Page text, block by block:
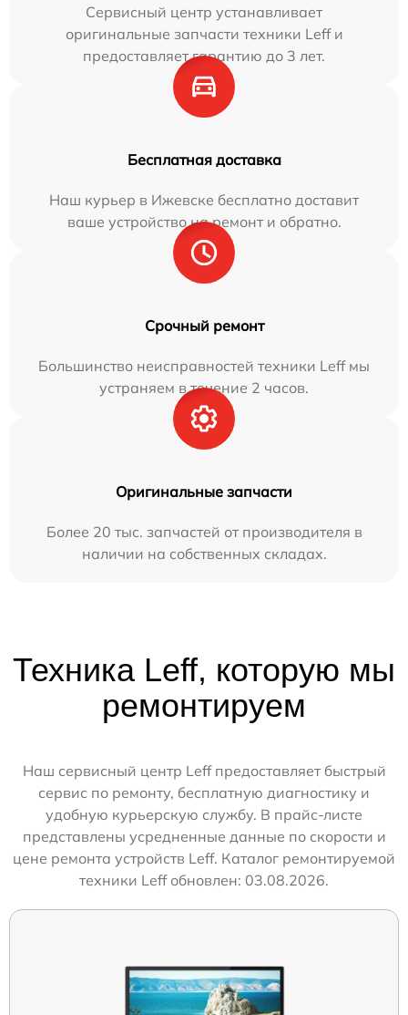
Сервисный центр устанавливает
оригинальные запчасти техники Leff и
предоставляет гарантию до 3 лет.
Бесплатная доставка
Наш курьер в Ижевске бесплатно доставит
ваше устройство на ремонт и обратно.
Срочный ремонт
Большинство неисправностей техники Leff мы
устраняем в течение 2 часов.
Оригинальные запчасти
Более 20 тыс. запчастей от производителя в
наличии на собственных складах.
Техника Leff, которую мы
ремонтируем
Наш сервисный центр Leff предоставляет быстрый
сервис по ремонту, бесплатную диагностику и
удобную курьерскую службу. В прайс-листе
представлены усредненные данные по скорости и
цене ремонта устройств Leff. Каталог ремонтируемой
техники Leff обновлен: 03.08.2026.